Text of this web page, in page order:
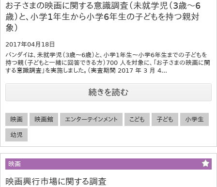
お子さまの映画に関する意識調査（未就学児（3歳～6
歳）と、小学1年生から小学6年生の子どもを持つ親対
象）
2017年04月18日
バンダイは、未就学児（3歳～6歳）と、小学1年生～小学6年生までの子どもを
持つ親（子どもと一緒に回答できる方）700 人を対象に、「お子さまの映画に関
する意識調査」を実施しました。（実査期間 2017 年 3 月 4...
続きを読む
映画 映画館 エンターテインメント こども 子ども 小学生
幼児
映画
映画興行市場に関する調査